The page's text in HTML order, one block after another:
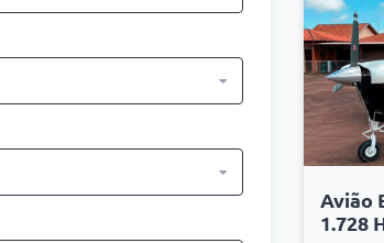
Avião
1.728